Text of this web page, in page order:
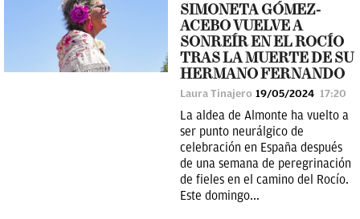
SIMONETA GÓMEZ-
ACEBO VUELVE A
SONREÍR EN EL ROCÍO
TRAS LA MUERTE DE SU
HERMANO FERNANDO
Laura Tinajero 19/05/2024 17:20
La aldea de Almonte ha vuelto a
ser punto neurálgico de
celebración en España después
de una semana de peregrinación
de fieles en el camino del Rocío.
Este domingo...